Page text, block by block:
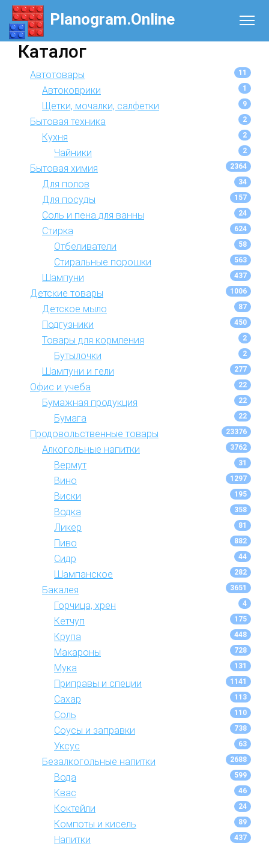
Planogram.Online
Каталог
Автотовары 11
Автоковрики 1
Щетки, мочалки, салфетки 9
Бытовая техника 2
Кухня 2
Чайники 2
Бытовая химия 2364
Для полов 34
Для посуды 157
Соль и пена для ванны 24
Стирка 624
Отбеливатели 58
Стиральные порошки 563
Шампуни 437
Детские товары 1006
Детское мыло 87
Подгузники 450
Товары для кормления 2
Бутылочки 2
Шампуни и гели 277
Офис и учеба 22
Бумажная продукция 22
Бумага 22
Продовольственные товары 23376
Алкогольные напитки 3762
Вермут 31
Вино 1297
Виски 195
Водка 358
Ликер 81
Пиво 882
Сидр 44
Шампанское 282
Бакалея 3651
Горчица, хрен 4
Кетчуп 175
Крупа 448
Макароны 728
Мука 131
Приправы и специи 1141
Сахар 113
Соль 110
Соусы и заправки 738
Уксус 63
Безалкогольные напитки 2688
Вода 599
Квас 46
Коктейли 24
Компоты и кисель 89
Напитки 437